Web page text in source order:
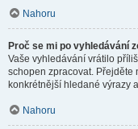
Nahoru
Proč se mi po vyhledávání
Vaše vyhledávání vrátilo
schopen zpracovat. Přejděte
konkrétnější hledané výrazy
Nahoru